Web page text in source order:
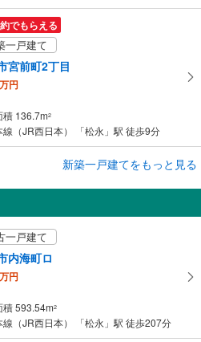
でもらえる
一戸建て
宮前町2丁目
円
積 136.7m2
線（JR西日本） 「松永」駅 徒歩9分
宮前町2丁目
積 142.1m2
線（JR西日本） 「松永」駅 徒歩9分
新築一戸建てをもっと見る
一戸建て
内海町ロ
円
積 593.54m2
線（JR西日本） 「松永」駅 徒歩207分